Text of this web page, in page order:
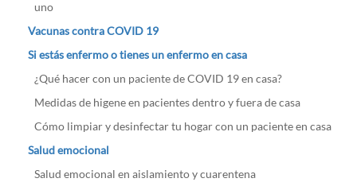
uno
Vacunas contra COVID 19
Si estás enfermo o tienes un enfermo en casa
¿Qué hacer con un paciente de COVID 19 en casa?
Medidas de higene en pacientes dentro y fuera de casa
Cómo limpiar y desinfectar tu hogar con un paciente en casa
Salud emocional
Salud emocional en aislamiento y cuarentena